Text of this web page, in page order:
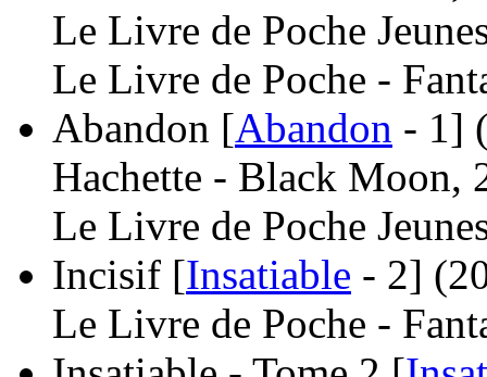
Le Livre de Poche
Le Livre de Poche -
Abandon [Abandon - 1]
Hachette - Black Moon,
Le Livre de Poche
Incisif [Insatiable - 2]
Le Livre de Poche -